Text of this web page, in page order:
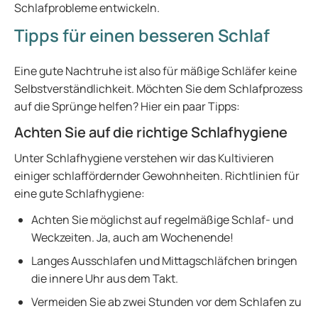
Schlafprobleme entwickeln.
Tipps für einen besseren Schlaf
Eine gute Nachtruhe ist also für mäßige Schläfer keine
Selbstverständlichkeit. Möchten Sie dem Schlafprozess
auf die Sprünge helfen? Hier ein paar Tipps:
Achten Sie auf die richtige Schlafhygiene
Unter Schlafhygiene verstehen wir das Kultivieren
einiger schlaffördernder Gewohnheiten. Richtlinien für
eine gute Schlafhygiene:
Achten Sie möglichst auf regelmäßige Schlaf- und
Weckzeiten. Ja, auch am Wochenende!
Langes Ausschlafen und Mittagschläfchen bringen
die innere Uhr aus dem Takt.
Vermeiden Sie ab zwei Stunden vor dem Schlafen zu